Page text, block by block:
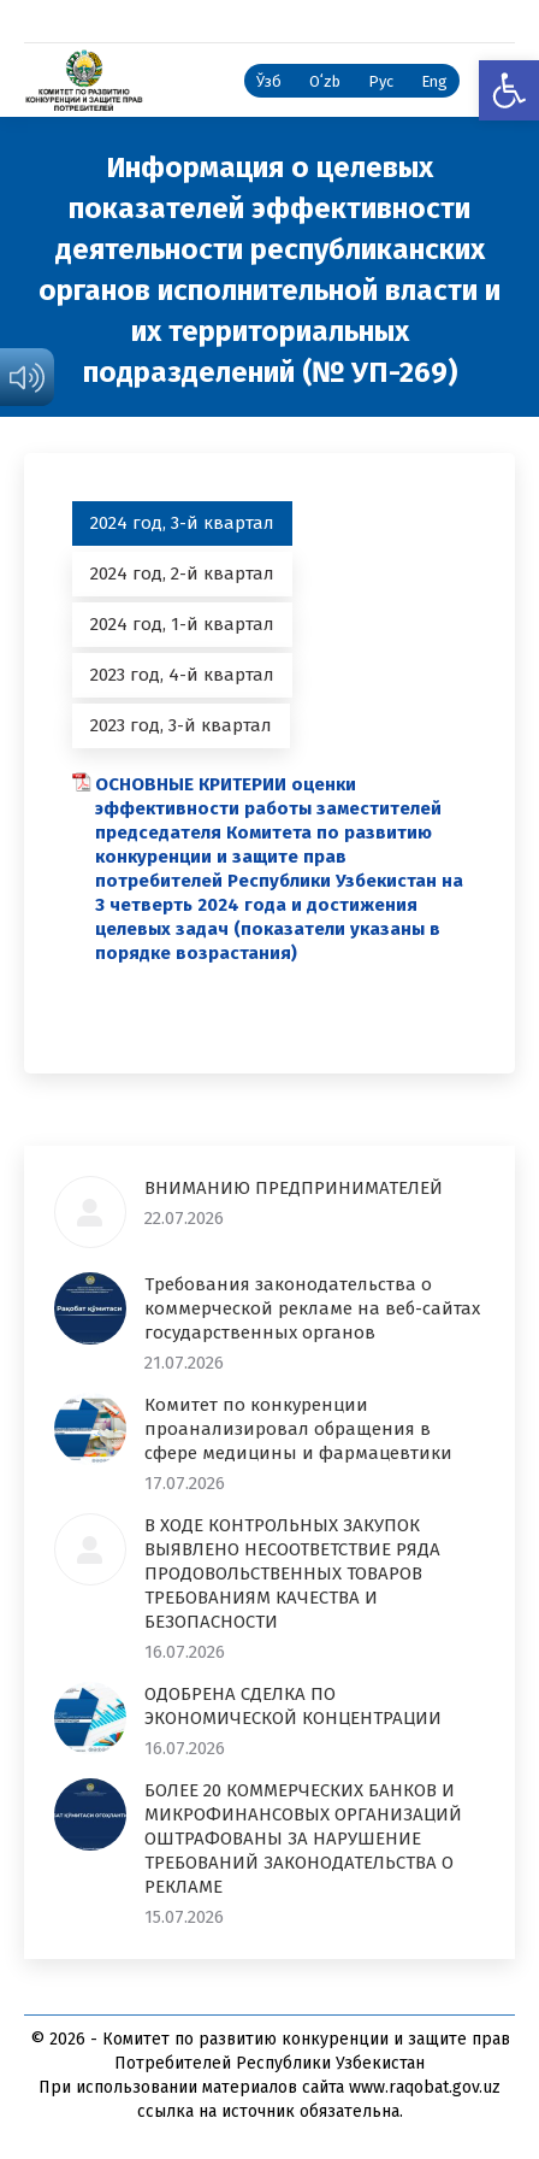
Ўзб Oʻzb Рус Eng
Информация о целевых
показателей эффективности
деятельности республиканских
органов исполнительной власти и
их территориальных
подразделений (№ УП-269)
2024 год, 3-й квартал
2024 год, 2-й квартал
2024 год, 1-й квартал
2023 год, 4-й квартал
2023 год, 3-й квартал
ОСНОВНЫЕ КРИТЕРИИ оценки
эффективности работы заместителей
председателя Комитета по развитию
конкуренции и защите прав
потребителей Республики Узбекистан на
3 четверть 2024 года и достижения
целевых задач (показатели указаны в
порядке возрастания)
ВНИМАНИЮ ПРЕДПРИНИМАТЕЛЕЙ
22.07.2026
Требования законодательства о
коммерческой рекламе на веб-сайтах
государственных органов
21.07.2026
Комитет по конкуренции
проанализировал обращения в
сфере медицины и фармацевтики
17.07.2026
В ХОДЕ КОНТРОЛЬНЫХ ЗАКУПОК
ВЫЯВЛЕНО НЕСООТВЕТСТВИЕ РЯДА
ПРОДОВОЛЬСТВЕННЫХ ТОВАРОВ
ТРЕБОВАНИЯМ КАЧЕСТВА И
БЕЗОПАСНОСТИ
16.07.2026
ОДОБРЕНА СДЕЛКА ПО
ЭКОНОМИЧЕСКОЙ КОНЦЕНТРАЦИИ
16.07.2026
БОЛЕЕ 20 КОММЕРЧЕСКИХ БАНКОВ И
МИКРОФИНАНСОВЫХ ОРГАНИЗАЦИЙ
ОШТРАФОВАНЫ ЗА НАРУШЕНИЕ
ТРЕБОВАНИЙ ЗАКОНОДАТЕЛЬСТВА О
РЕКЛАМЕ
15.07.2026
© 2026 - Комитет по развитию конкуренции и защите прав
Потребителей Республики Узбекистан
При использовании материалов сайта www.raqobat.gov.uz
ссылка на источник обязательна.